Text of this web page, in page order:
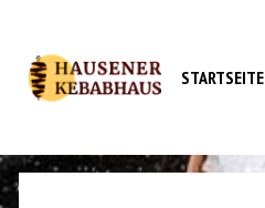
STARTSEITE